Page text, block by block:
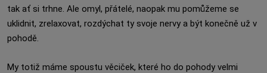
tak ať si trhne. Ale omyl, přátelé, naopak mu pomůžeme se
uklidnit, zrelaxovat, rozdýchat ty svoje nervy a být konečně už v
pohodě.
My totiž máme spoustu věciček, které ho do pohody velmi